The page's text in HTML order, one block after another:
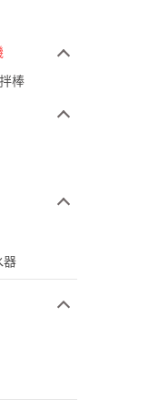
棒
器